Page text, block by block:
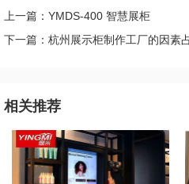
上一篇：YMDS-400 智慧展柜
下一篇：杭州展示柜制作工厂的因素
相关推荐